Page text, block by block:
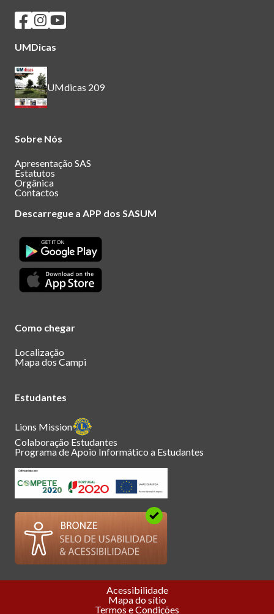
Seguir os SASUM no Facebook
Seguir os SASUM no Instagram
Seguir os SASUM no Youtube
UMDicas
UMdicas 209
Sobre Nós
Apresentação SAS
Estatutos
Orgânica
Contactos
Descarregue a APP dos SASUM
Como chegar
Localização
Mapa dos Campi
Estudantes
Lions Mission
Colaboração Estudantes
Programa de Apoio Informático a Estudantes
Acessibilidade
Mapa do sítio
Termos e Condições